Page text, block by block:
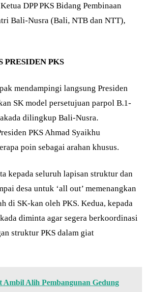
DPP PKS Bidang Pembinaan
Bali-Nusra (Bali, NTB dan NTT),
PRESIDEN PKS
mendampingi langsung Presiden
SK model persetujuan parpol B.1-
dilingkup Bali-Nusra.
PKS Ahmad Syaikhu
poin sebagai arahan khusus.
kepada seluruh lapisan struktur dan
desa untuk ‘all out’ memenangkan
di SK-kan oleh PKS. Kedua, kepada
diminta agar segera berkoordinasi
struktur PKS dalam giat
Ambil Alih Pembangunan Gedung